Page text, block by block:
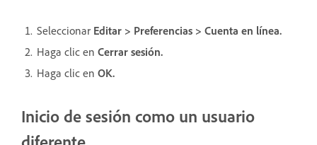
Seleccionar Editar > Preferencias > Cuenta en línea.
Haga clic en Cerrar sesión.
Haga clic en OK.
Inicio de sesión como un usuario